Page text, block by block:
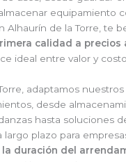
equipamiento
Alhaurín de la Torre, te
calidad a precios
ideal entre valor y
adaptamos
desde
hasta soluciones
plazo para
duración del